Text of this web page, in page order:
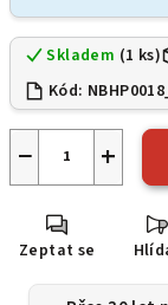
Skladem (1 ks)
Kód:
+
−
Zeptat se